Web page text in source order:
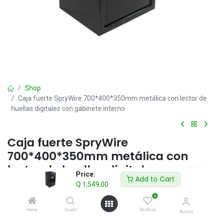
Price:
Q 1,549.00
Add to Cart
Home Search
0
Wishlist Account
Shop
Caja fuerte SpryWire 700*400*350mm metálica con lector de
huellas digitales con gabinete interno
Caja fuerte SpryWire
700*400*350mm metálica con
lector de huellas digitales con
gabinete interno
1,549.00 IVA incluido